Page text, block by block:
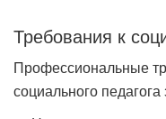
Требования к
Профессиональные
социального